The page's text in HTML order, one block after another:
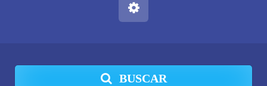
BUSCAR